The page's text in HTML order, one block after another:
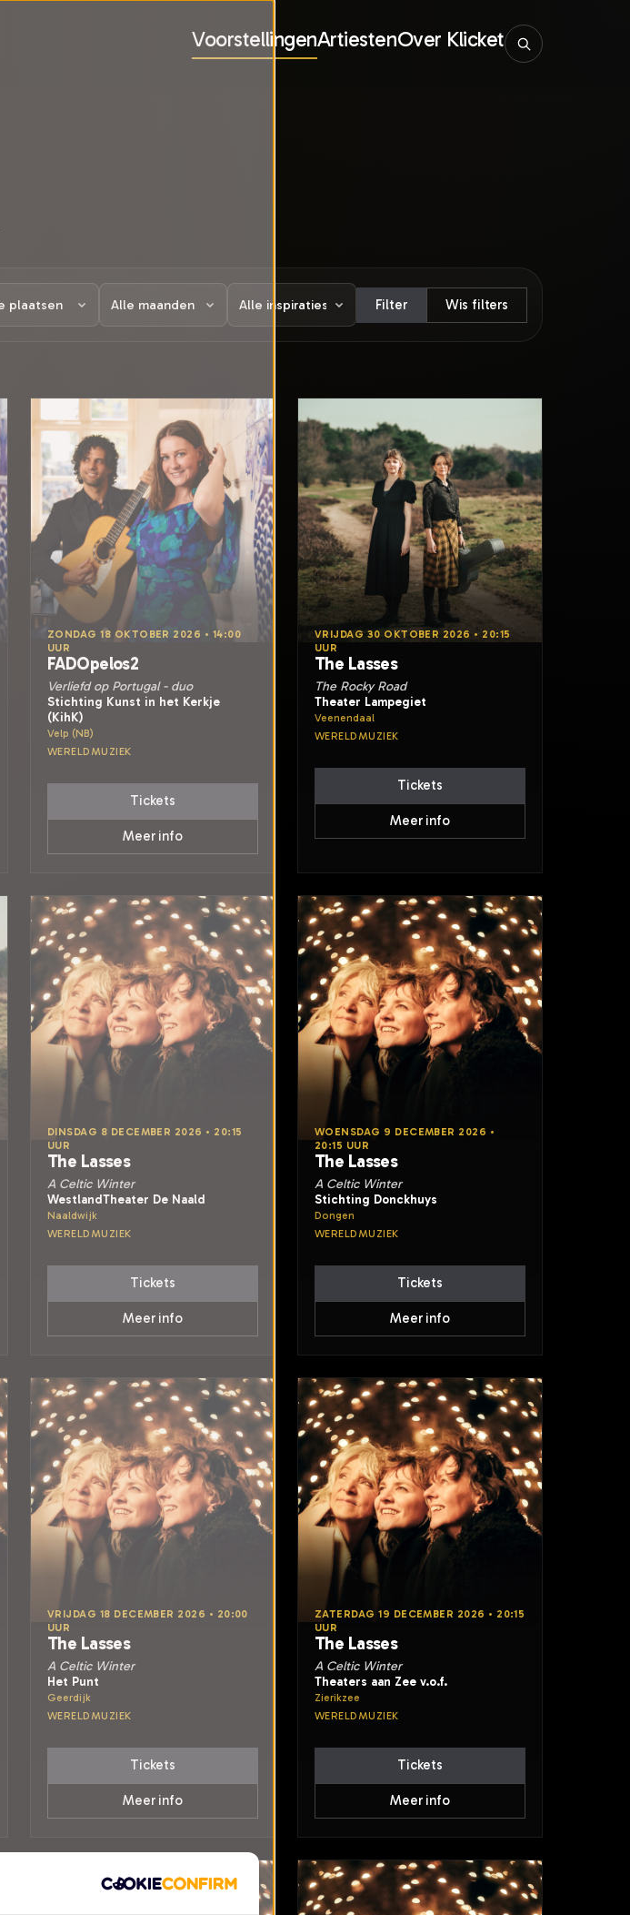
VoorstellingenArtiestenOver Klicket
Filter Wis filters
ZONDAG 18 OKTOBER 2026 • 14:00
UUR
FADOpelos2
Verliefd op Portugal - duo
Stichting Kunst in het Kerkje
(KihK)
Velp (NB)
WERELDMUZIEK
Tickets
Meer info
VRIJDAG 30 OKTOBER 2026 • 20:15
UUR
The Lasses
The Rocky Road
Theater Lampegiet
Veenendaal
WERELDMUZIEK
Tickets
Meer info
DINSDAG 8 DECEMBER 2026 • 20:15
UUR
The Lasses
A Celtic Winter
WestlandTheater De Naald
Naaldwijk
WERELDMUZIEK
Tickets
Meer info
WOENSDAG 9 DECEMBER 2026 •
20:15 UUR
The Lasses
A Celtic Winter
Stichting Donckhuys
Dongen
WERELDMUZIEK
Tickets
Meer info
VRIJDAG 18 DECEMBER 2026 • 20:00
UUR
The Lasses
A Celtic Winter
Het Punt
Geerdijk
WERELDMUZIEK
Tickets
Meer info
ZATERDAG 19 DECEMBER 2026 • 20:15
UUR
The Lasses
A Celtic Winter
Theaters aan Zee v.o.f.
Zierikzee
WERELDMUZIEK
Tickets
Meer info